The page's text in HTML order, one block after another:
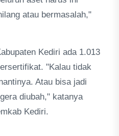
atau bermasalah,"
Kediri ada 1.013
"Kalau tidak
Atau bisa jadi
diubah," katanya
Kediri.